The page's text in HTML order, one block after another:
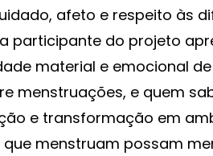
afeto e respeito às
participante do projeto
material e emocional
menstruações, e quem
e transformação em
que menstruam possam